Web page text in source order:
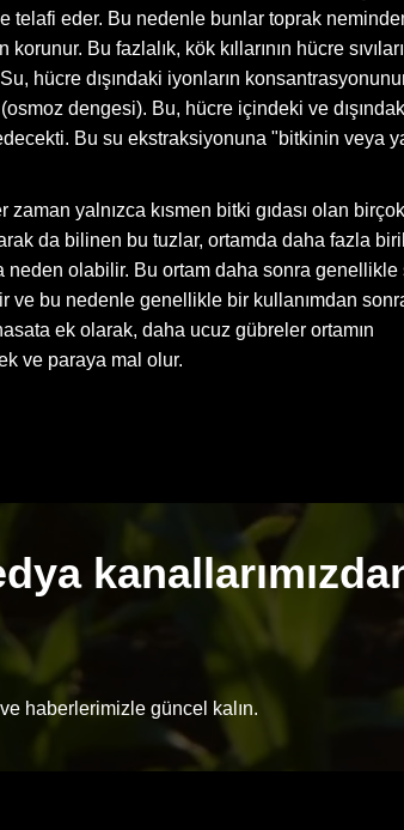
telafi eder. Bu nedenle bunlar toprak
Bu fazlalık, kök kıllarının hücre
hücre dışındaki iyonların
dengesi). Bu, hücre içindeki ve
Bu su ekstraksiyonuna "bitkinin veya
yalnızca kısmen bitki gıdası olan
da bilinen bu tuzlar, ortamda daha fazla
neden olabilir. Bu ortam daha sonra genellikle
ve bu nedenle genellikle bir kullanımdan
ek olarak, daha ucuz gübreler ortamın
ve paraya mal olur.
haberlerimizle güncel kalın.